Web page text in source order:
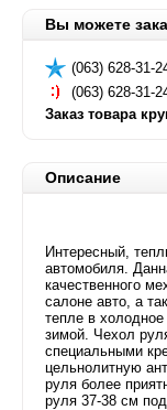
Вы можете
(063) 628-31-
(063) 628-31-
Заказ товара
Описание
Интересный,
автомобиля.
качественного
салоне авто, а
тепле в
зимой. Чехол
специальными
цельнолитную
руля более
руля 37-38 см